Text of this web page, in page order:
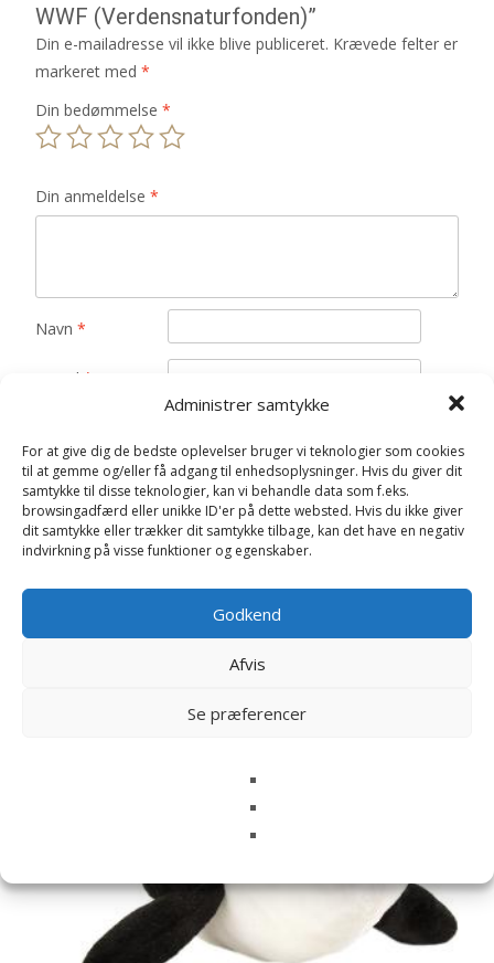
Administrer samtykke
For at give dig de bedste oplevelser bruger vi teknologier som cookies
til at gemme og/eller få adgang til enhedsoplysninger. Hvis du giver dit
samtykke til disse teknologier, kan vi behandle data som f.eks.
browsingadfærd eller unikke ID'er på dette websted. Hvis du ikke giver
dit samtykke eller trækker dit samtykke tilbage, kan det have en negativ
indvirkning på visse funktioner og egenskaber.
Godkend
Afvis
Se præferencer
WWF (Verdensnaturfonden)”
Din e-mailadresse vil ikke blive publiceret. Krævede felter er
markeret med *
Din bedømmelse *
Din anmeldelse *
Navn *
E-mail *
næste gang jeg kommenterer.
Relaterede varer